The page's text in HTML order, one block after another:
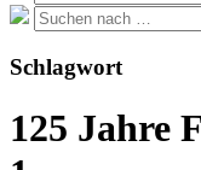
nach:
Suche
nach:
Schlagwort
125 Jahre